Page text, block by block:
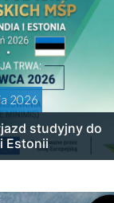
2026
studyjny do
Estonii